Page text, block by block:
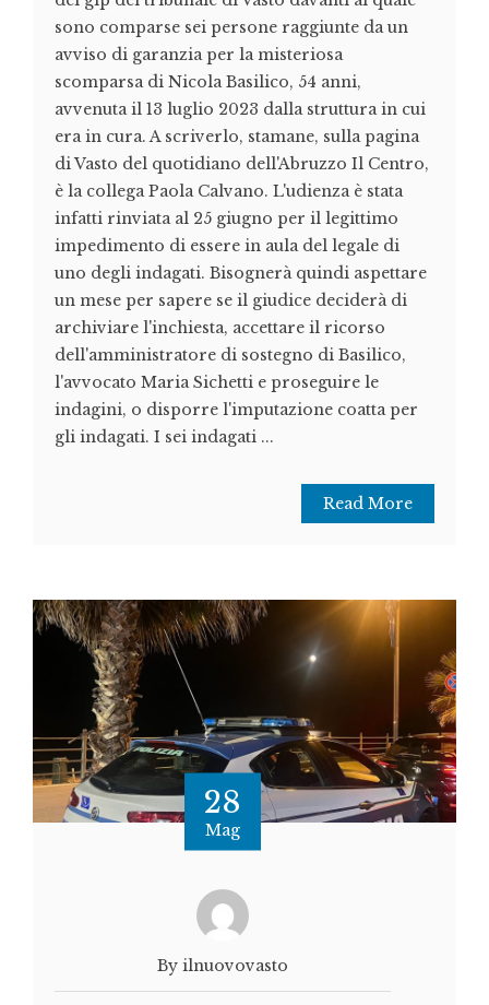
sono comparse sei persone raggiunte da un
avviso di garanzia per la misteriosa
scomparsa di Nicola Basilico, 54 anni,
avvenuta il 13 luglio 2023 dalla struttura in cui
era in cura. A scriverlo, stamane, sulla pagina
di Vasto del quotidiano dell'Abruzzo Il Centro,
è la collega Paola Calvano. L'udienza è stata
infatti rinviata al 25 giugno per il legittimo
impedimento di essere in aula del legale di
uno degli indagati. Bisognerà quindi aspettare
un mese per sapere se il giudice deciderà di
archiviare l'inchiesta, accettare il ricorso
dell'amministratore di sostegno di Basilico,
l'avvocato Maria Sichetti e proseguire le
indagini, o disporre l'imputazione coatta per
gli indagati. I sei indagati ...
Read More
28
Mag
By ilnuovovasto